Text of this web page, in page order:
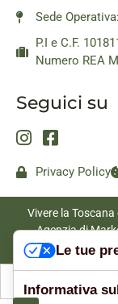
Sede
P.I e C.F.
Numero REA
Seguici su
Privacy Policy
Vivere la
Agenzia di
|
Le tue
Informativa